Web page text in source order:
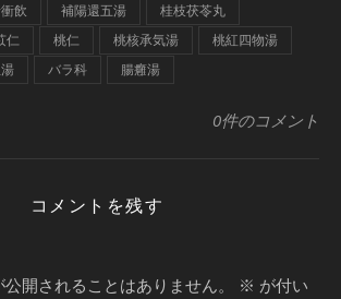
飲 補陽還五湯
桂枝茯苓丸
仁
桃仁 桃核承気湯
桃紅四物湯
バラ科 腸癰湯
0件のコメント
コメントを残す
開されることはありません。 ※ が付い